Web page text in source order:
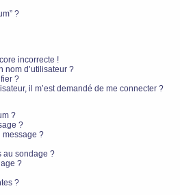
?
incorrecte !
nom d’utilisateur ?
?
il m’est demandé de me connecter ?
?
?
message ?
au sondage ?
?
?